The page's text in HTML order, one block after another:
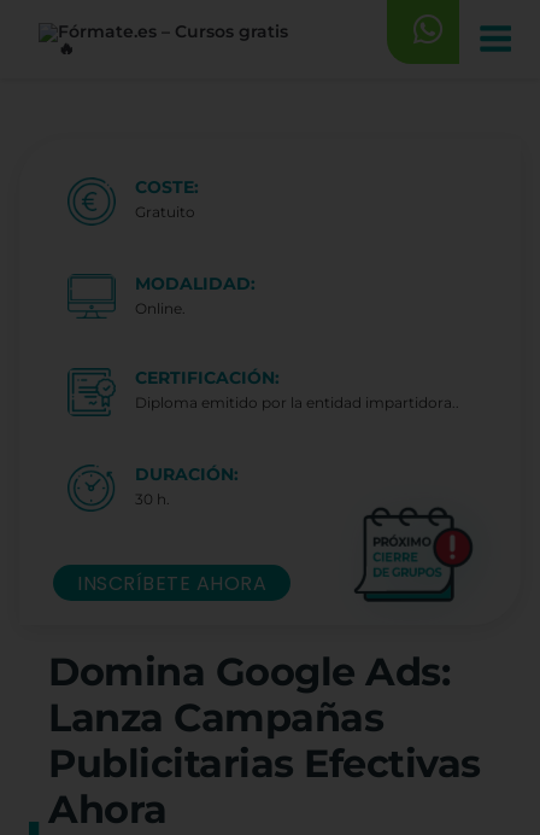
Domina Google Ads:
Lanza Campañas
Publicitarias Efectivas
Ahora
COSTE:
Gratuito
MODALIDAD:
Online.
CERTIFICACIÓN:
Diploma emitido por la entidad impartidora..
DURACIÓN:
30 h.
INSCRÍBETE AHORA